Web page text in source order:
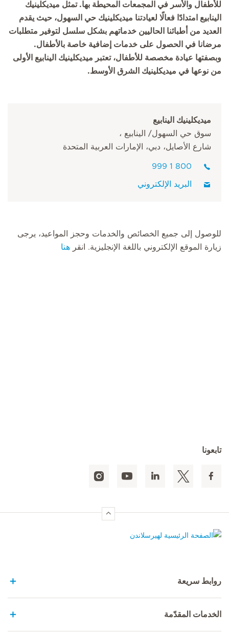
للأطفال والأسر في المجمعات المحيطة بها. تمثل ميديكلينيك
الينابيع امتدادًا فعالًا لعيادتنا ميديكلينيك حي السهول، حيث يقدم
العديد من أطبائنا الحاليين خدماتهم بشكل سلسل لتوفير متطلبات
مرضانا في الحصول على خدمات إضافية خاصة بالأطفال.
وبصفتها عيادة مخصصة للأطفال، تعتبر ميديكلينيك الينابيع الأولى
من نوعها في ميديكلينيك الشرق الأوسط.
ميديكلينيك الينابيع
سوق حي السهول/ الينابيع ،
شارع الأصايل، دبي، الإمارات العربية المتحدة
800 1 999
البريد الإلكتروني
للوصول إلى جميع الخصائص والخدمات وحجز المواعيد، يرجى
زيارة الموقع الإلكتروني باللغة الإنجليزية. انقر هنا
تابعونا
روابط سريعة
الخدمات المقدّمة